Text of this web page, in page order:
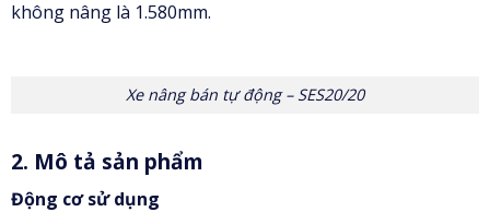
không nâng là 1.580mm.
Xe nâng bán tự động – SES20/20
2. Mô tả sản phẩm
Động cơ sử dụng